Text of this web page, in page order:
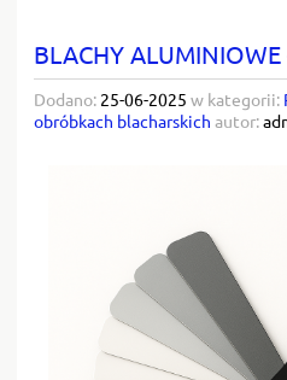
BLACHY ALUMINIOWE
Dodano: 25-06-2025 w kategorii:
obróbkach blacharskich autor: